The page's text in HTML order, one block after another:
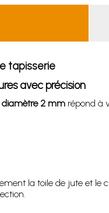
tapisserie
avec précision
diamètre 2 mmrépond à
la toile de jute et le